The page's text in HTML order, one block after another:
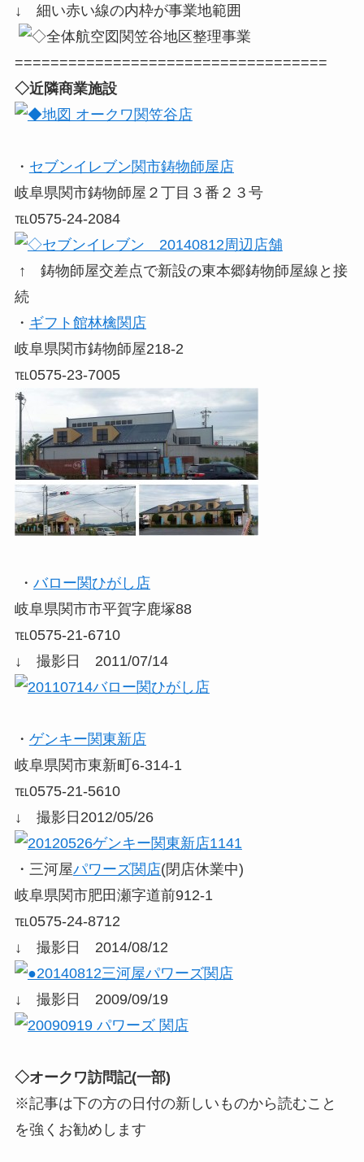
↓ 細い赤い線の内枠が事業地範囲
===================================
◇近隣商業施設
・ セブンイレブン関市鋳物師屋店
岐阜県関市鋳物師屋２丁目３番２３号
℡0575-24-2084
↑ 鋳物師屋交差点で新設の東本郷鋳物師屋線と接
続
・ ギフト館林檎関店
岐阜県関市鋳物師屋218-2
℡0575-23-7005
・ バロー関ひがし店
岐阜県関市市平賀字鹿塚88
℡0575-21-6710
↓ 撮影日 2011/07/14
・ ゲンキー関東新店
岐阜県関市東新町6-314-1
℡0575-21-5610
↓ 撮影日2012/05/26
・三河屋パワーズ関店(閉店休業中)
岐阜県関市肥田瀬字道前912-1
℡0575-24-8712
↓ 撮影日 2014/08/12
↓ 撮影日 2009/09/19
◇オークワ訪問記(一部)
※記事は下の方の日付の新しいものから読むこと
を強くお勧めします